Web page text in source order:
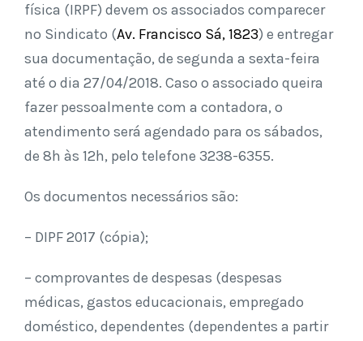
física (IRPF) devem os associados comparecer
no Sindicato (Av. Francisco Sá, 1823) e entregar
sua documentação, de segunda a sexta-feira
até o dia 27/04/2018. Caso o associado queira
fazer pessoalmente com a contadora, o
atendimento será agendado para os sábados,
de 8h às 12h, pelo telefone 3238-6355.
Os documentos necessários são:
– DIPF 2017 (cópia);
– comprovantes de despesas (despesas
médicas, gastos educacionais, empregado
doméstico, dependentes (dependentes a partir